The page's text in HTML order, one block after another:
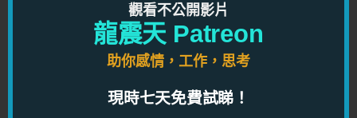
了解男人心理，知道男人想法，對你的感情有莫大益
處！
立即免費參加!
觀看不公開影片
龍震天 Patreon
助你感情，工作，思考
現時七天免費試睇！